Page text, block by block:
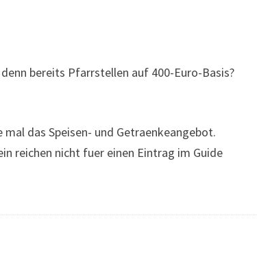
bereits Pfarrstellen auf 400-Euro-Basis?
das Speisen- und Getraenkeangebot.
reichen nicht fuer einen Eintrag im Guide